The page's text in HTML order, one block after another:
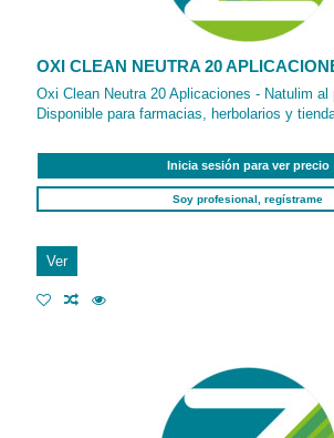
OXI CLEAN NEUTRA 20
Oxi Clean Neutra 20 Aplicaciones - Natulim al
Disponible para farmacias, herbolarios y
Inicia sesión para ver precio
Soy profesional, regístrame
Ver